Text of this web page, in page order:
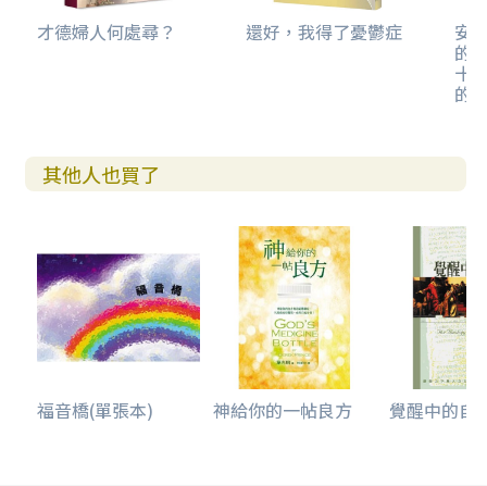
才德婦人何處尋？ 還好，我得了憂鬱症 安
的
十
的
其他人也買了
福音橋(單張本) 神給你的一帖良方 覺醒中的自